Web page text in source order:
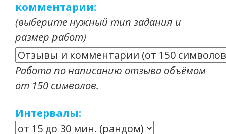
комментарии:
(выберите нужный тип задания и
размер работ)
Работа по написанию отзыва объёмом
от 150 символов.
Интервалы: